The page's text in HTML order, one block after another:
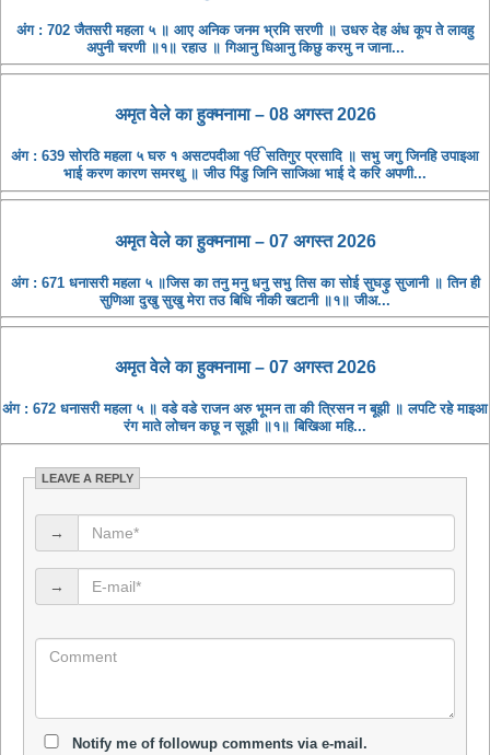
अंग : 702 जैतसरी महला ५ ॥ आए अनिक जनम भ्रमि सरणी ॥ उधरु देह अंध कूप ते लावहु
अपुनी चरणी ॥१॥ रहाउ ॥ गिआनु धिआनु किछु करमु न जाना...
अमृत ​​वेले का हुक्मनामा – 08 अगस्त 2026
अंग : 639 सोरठि महला ५ घरु १ असटपदीआ ੴ सतिगुर प्रसादि ॥ सभु जगु जिनहि उपाइआ
भाई करण कारण समरथु ॥ जीउ पिंडु जिनि साजिआ भाई दे करि अपणी...
अमृत ​​वेले का हुक्मनामा – 07 अगस्त 2026
अंग : 671 धनासरी महला ५ ॥जिस का तनु मनु धनु सभु तिस का सोई सुघड़ु सुजानी ॥ तिन ही
सुणिआ दुखु सुखु मेरा तउ बिधि नीकी खटानी ॥१॥ जीअ...
अमृत ​​वेले का हुक्मनामा – 07 अगस्त 2026
अंग : 672 धनासरी महला ५ ॥ वडे वडे राजन अरु भूमन ता की त्रिसन न बूझी ॥ लपटि रहे माइआ
रंग माते लोचन कछू न सूझी ॥१॥ बिखिआ महि...
LEAVE A REPLY
→
→
Notify me of followup comments via e-mail.